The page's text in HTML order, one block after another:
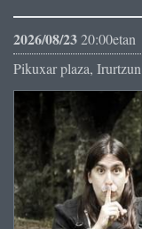
2026/08/2320:00etan
Pikuxar plaza, Irurtzun